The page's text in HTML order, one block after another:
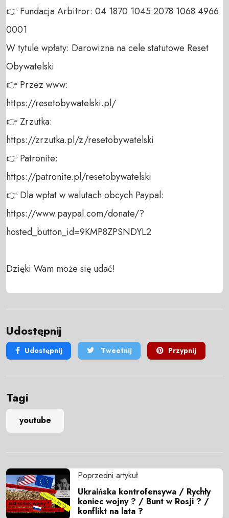
👉 Fundacja Arbitror: 04 1870 1045 2078 1068 4966
0001
W tytule wpłaty: Darowizna na cele statutowe Reset
Obywatelski
👉 Przez www:
https://resetobywatelski.pl/
👉 Zrzutka:
https://zrzutka.pl/z/resetobywatelski
👉 Patronite:
https://patronite.pl/resetobywatelski
👉 Dla wpłat w walutach obcych Paypal:
https://www.paypal.com/donate/?
hosted_button_id=9KMP8ZPSNDYL2
Dzięki Wam może się udać!
Udostępnij
Udostępnij Tweetnij Przypnij
Tagi
youtube
Poprzedni artykuł
Ukraińska kontrofensywa / Rychły
koniec wojny ? / Bunt w Rosji ? /
konflikt na lata ?